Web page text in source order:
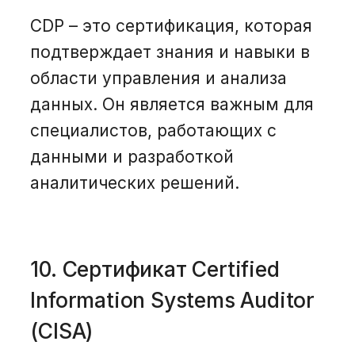
CDP – это сертификация, которая
подтверждает знания и навыки в
области управления и анализа
данных. Он является важным для
специалистов, работающих с
данными и разработкой
аналитических решений.
10. Сертификат Certified
Information Systems Auditor
(CISA)